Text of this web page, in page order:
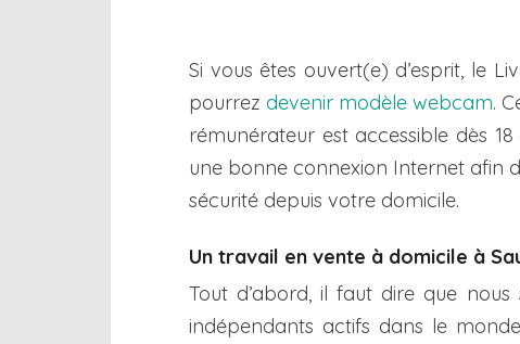
Si vous êtes ouvert(e) d’esprit, le
pourrez devenir modèle webcam.
rémunérateur est accessible dès
une bonne connexion Internet afin
sécurité depuis votre domicile.
Un travail en vente à domicile à
Tout d’abord, il faut dire que
indépendants actifs dans le